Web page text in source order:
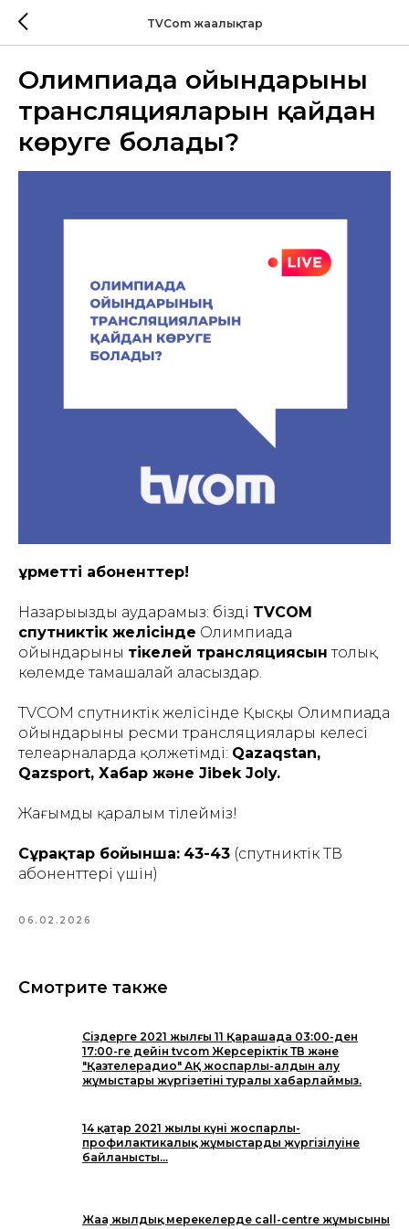
TVCom жаңалықтар
Олимпиада ойындарының
трансляцияларын қайдан
көруге болады?
Құрметті абоненттер!
Назарыңызды аударамыз: біздің TVCOM
спутниктік желісінде Олимпиада
ойындарының тікелей трансляциясын толық
көлемде тамашалай аласыздар.
TVCOM спутниктік желісінде Қысқы Олимпиада
ойындарының ресми трансляциялары келесі
телеарналарда қолжетімді: Qazaqstan,
Qazsport, Хабар және Jibek Joly.
Жағымды қаралым тілейміз!
Сұрақтар бойынша: 43-43 (спутниктік ТВ
абоненттері үшін)
06.02.2026
Смотрите также
Сіздерге 2021 жылғы 11 Қарашада 03:00-ден
17:00-ге дейін tvcom Жерсеріктік ТВ және
"Қазтелерадио" АҚ жоспарлы-алдын алу
жұмыстары жүргізетіні туралы хабарлаймыз.
14 қаңтар 2021 жылы күні жоспарлы-
профилактикалық жұмыстардың жүргізілуіне
байланысты...
Жаңа жылдық мерекелерде call-centre жұмысының